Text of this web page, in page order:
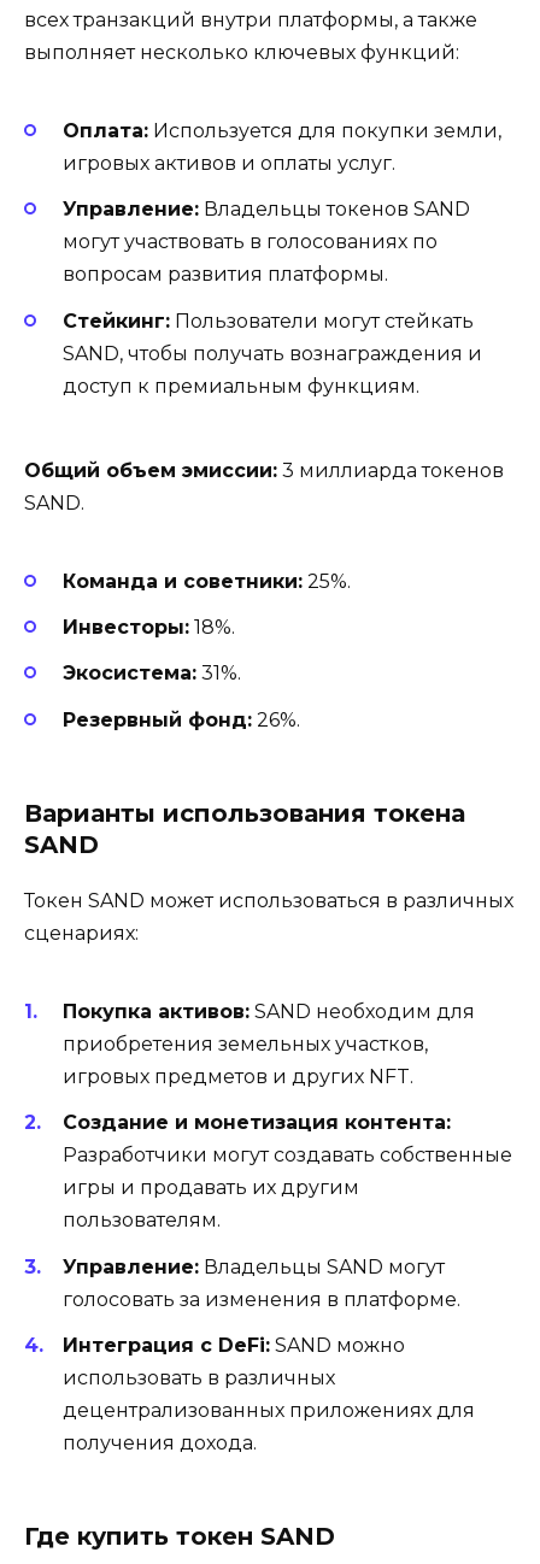
всех транзакций внутри платформы, а также
выполняет несколько ключевых функций:
Оплата: Используется для покупки земли,
игровых активов и оплаты услуг.
Управление: Владельцы токенов SAND
могут участвовать в голосованиях по
вопросам развития платформы.
Стейкинг: Пользователи могут стейкать
SAND, чтобы получать вознаграждения и
доступ к премиальным функциям.
Общий объем эмиссии: 3 миллиарда токенов
SAND.
Команда и советники: 25%.
Инвесторы: 18%.
Экосистема: 31%.
Резервный фонд: 26%.
Варианты использования токена
SAND
Токен SAND может использоваться в различных
сценариях:
Покупка активов: SAND необходим для
приобретения земельных участков,
игровых предметов и других NFT.
Создание и монетизация контента:
Разработчики могут создавать собственные
игры и продавать их другим
пользователям.
Управление: Владельцы SAND могут
голосовать за изменения в платформе.
Интеграция с DeFi: SAND можно
использовать в различных
децентрализованных приложениях для
получения дохода.
Где купить токен SAND